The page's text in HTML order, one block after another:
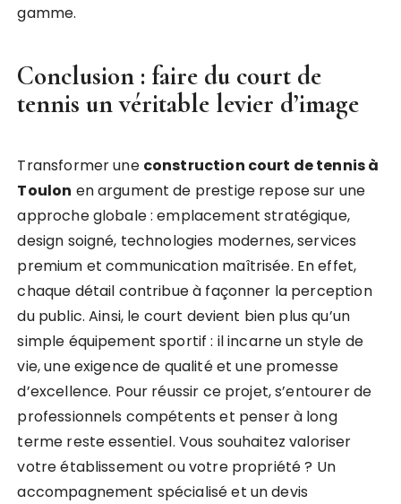
gamme.
Conclusion : faire du court de
tennis un véritable levier d’image
Transformer une construction court de tennis à
Toulon en argument de prestige repose sur une
approche globale : emplacement stratégique,
design soigné, technologies modernes, services
premium et communication maîtrisée. En effet,
chaque détail contribue à façonner la perception
du public. Ainsi, le court devient bien plus qu’un
simple équipement sportif : il incarne un style de
vie, une exigence de qualité et une promesse
d’excellence. Pour réussir ce projet, s’entourer de
professionnels compétents et penser à long
terme reste essentiel. Vous souhaitez valoriser
votre établissement ou votre propriété ? Un
accompagnement spécialisé et un devis